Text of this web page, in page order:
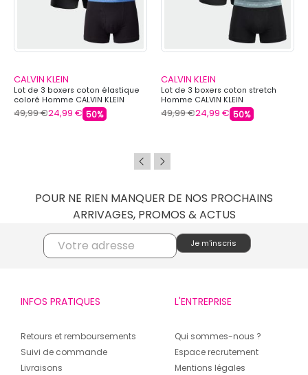
CALVIN KLEIN
Lot de 3 boxers coton élastique
coloré Homme CALVIN KLEIN
49,99 €24,99 € 50%
CALVIN KLEIN
Lot de 3 boxers coton stretch
Homme CALVIN KLEIN
49,99 €24,99 € 50%
POUR NE RIEN MANQUER DE NOS PROCHAINS
ARRIVAGES, PROMOS & ACTUS
INFOS PRATIQUES
Retours et remboursements
Suivi de commande
Livraisons
L'ENTREPRISE
Qui sommes-nous ?
Espace recrutement
Mentions légales